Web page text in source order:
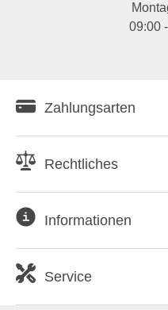
09:00
Zahlungsarten
Rechtliches
Informationen
Service